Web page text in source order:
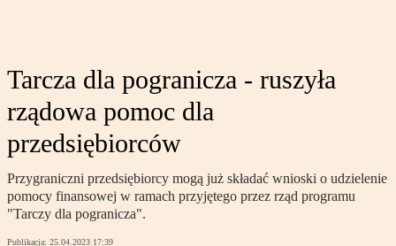
Tarcza dla pogranicza - ruszyła
rządowa pomoc dla
przedsiębiorców
Przygraniczni przedsiębiorcy mogą już składać wnioski o udzielenie
pomocy finansowej w ramach przyjętego przez rząd programu
"Tarczy dla pogranicza".
Publikacja: 25.04.2023 17:39